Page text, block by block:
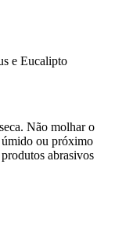
e Eucalipto
Não molhar o
ou próximo
abrasivos